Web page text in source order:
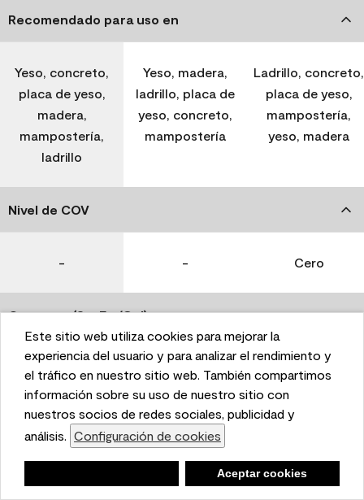
This website uses cookies to enhance user experience
and to analyze performance and traffic on our website.
We also share information about your use of our site
with our social media, advertising, and analytics
partners. Cookie Settings
Accept Cookies
Este sitio web utiliza cookies para mejorar la
experiencia del usuario y para analizar el rendimiento y
el tráfico en nuestro sitio web. También compartimos
información sobre su uso de nuestro sitio con
nuestros socios de redes sociales, publicidad y
análisis. Configuración de cookies
Aceptar cookies
Recomendado para uso en
Yeso, concreto,
placa de yeso,
madera,
mampostería,
ladrillo
Yeso, madera,
ladrillo, placa de
yeso, concreto,
mampostería
Ladrillo, concreto,
placa de yeso,
mampostería,
yeso, madera
Nivel de COV
- - Cero
Coverage (Sq. Ft./Gal)
350-400 400-450 400-450
Tiempo de secado
1 hora